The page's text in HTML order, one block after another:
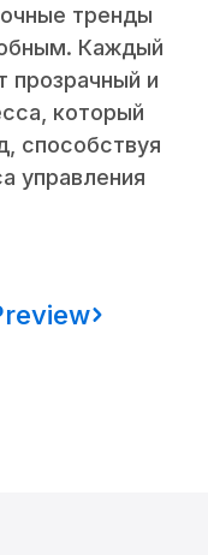
тренды
Каждый
прозрачный и
который
способствуя
управления